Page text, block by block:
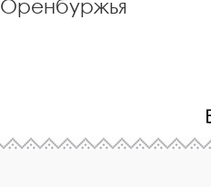
Оренбуржья